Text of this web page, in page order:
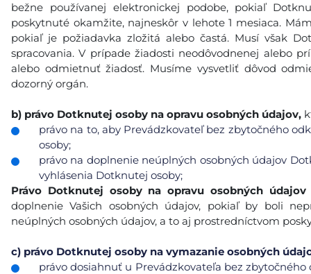
bežne používanej elektronickej podobe, pokiaľ
poskytnuté okamžite, najneskôr v lehote 1 mesiaca.
pokiaľ je požiadavka zložitá alebo častá. Musí však
spracovania. V prípade žiadosti neodôvodnenej alebo
alebo odmietnuť žiadosť. Musíme vysvetliť dôvod
dozorný orgán.
b) právo Dotknutej osoby na opravu osobných údajov,
právo na to, aby Prevádzkovateľ bez zbytočného
osoby;
právo na doplnenie neúplných osobných údajov
vyhlásenia Dotknutej osoby;
Právo Dotknutej osoby na opravu osobných údajov
doplnenie Vašich osobných údajov, pokiaľ by boli
neúplných osobných údajov, a to aj prostredníctvom
c) právo Dotknutej osoby na vymazanie osobných
právo dosiahnuť u Prevádzkovateľa bez